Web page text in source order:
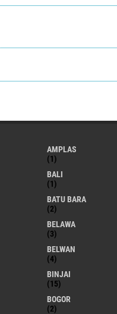
AMPLAS
(1)
BALI
(1)
BATU BARA
(2)
BELAWA
(3)
BELWAN
(4)
BINJAI
(15)
BOGOR
(2)